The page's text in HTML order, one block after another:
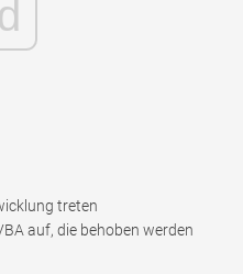
treten
auf, die behoben werden